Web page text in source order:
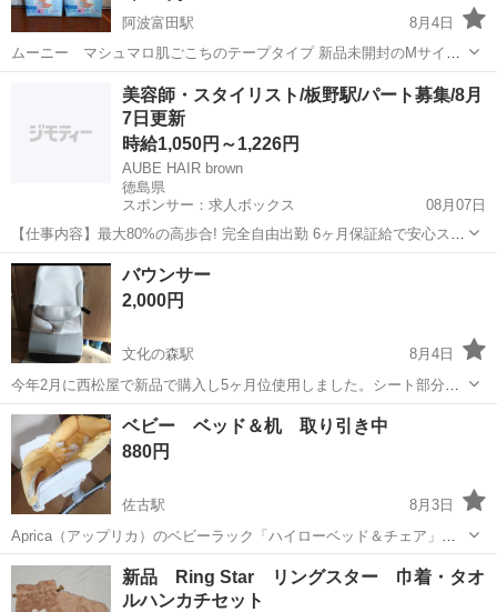
阿波富田駅
8月4日
ムーニー マシュマロ肌ごこちのテープタイプ 新品未開封のMサイズ2
セット 値下げ不可
阿波富田駅 ベビー用品 ムーニー
美容師・スタイリスト/板野駅/パート募集/8月
7日更新
時給1,050円～1,226円
AUBE HAIR brown
徳島県
スポンサー：求人ボックス
08月07日
【仕事内容】最大80%の高歩合! 完全自由出勤 6ヶ月保証給で安心スタ
ート <募集職種> 美容師 <仕事内容> サロン内業務全般 希望や適性に
応じて、 店舗運営・スタッフ管理などの マネジメント業務にも携われ
ます <必要経験> ス...
アルバイト・パート
バウンサー
2,000円
文化の森駅
8月4日
今年2月に西松屋で新品で購入し5ヶ月位使用しました。シート部分は
洗濯済みです。 受け渡しは月〜金の18時以降、もしくは土日祝の早
朝〜20時ごろまででお願いしたいです。 場所はできればキョーエイ大
谷店希望ですが、5km以内の...
徳島 徳島市 文化の森駅 ベビー用品 バウンサー
ベビー ベッド＆机 取り引き中
880円
佐古駅
8月3日
Aprica（アップリカ）のベビーラック「ハイローベッド＆チェア」で
す。 多機能で新生児のうちはベッドとして、首が座ったらチェアとし
て利用でき、成長に合わせて長く使えます。 調整機能: シートの高さ
調節やリクライニング機...
徳島 徳島市 佐古駅 ベビー
新品 Ring Star リングスター 巾着・タオ
ルハンカチセット